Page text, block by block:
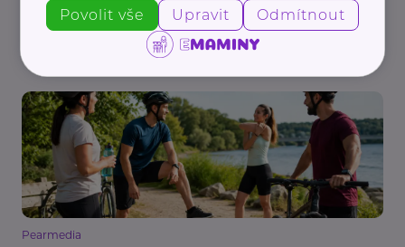
Chcete nižší účty za energie? Nová zelená
úsporám opět přijímá žádosti
Bydlení, domácnost
Pearmedia
Povolit vše Upravit Odmítnout